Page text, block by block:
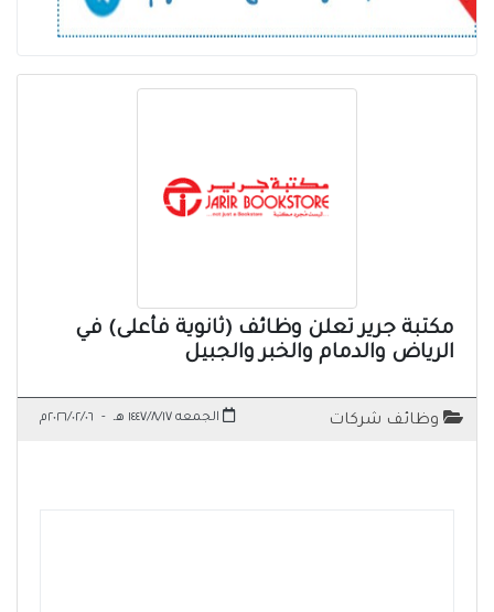
مكتبة جرير تعلن وظائف (ثانوية فأعلى) في
الرياض والدمام والخبر والجبيل
وظائف شركات الجمعه ١٤٤٧/٨/١٧ هـ - ٢٠٢٦/٠٢/٠٦م